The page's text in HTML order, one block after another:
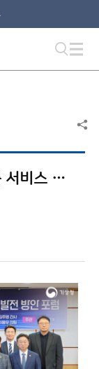
기후위기 극복을 위한 기후예측 서비스 발전 방안 토론회